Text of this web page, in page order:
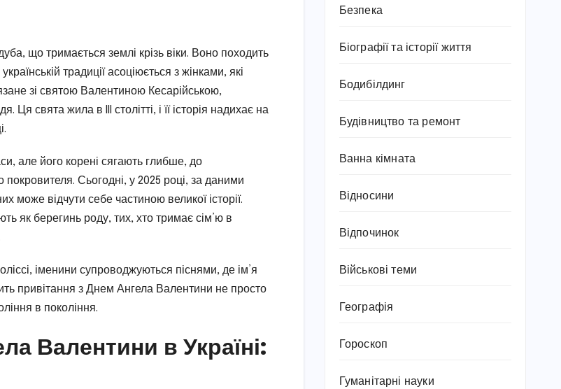
що тримається землі крізь віки. Воно походить
традиції асоціюється з жінками, які
зі святою Валентиною Кесарійською,
свята жила в III столітті, і її історія надихає на
але його корені сягають глибше, до
покровителя. Сьогодні, у 2025 році, за даними
може відчути себе частиною великої історії.
як берегинь роду, тих, хто тримає сім’ю в
іменини супроводжуються піснями, де ім’я
привітання з Днем Ангела Валентини не просто
в покоління.
Валентини в Україні:
Безпека
Біографії та історії життя
Бодибілдинг
Будівництво та ремонт
Ванна кімната
Відносини
Відпочинок
Військові теми
Географія
Гороскоп
Гуманітарні науки